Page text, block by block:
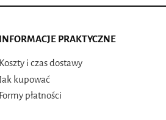
INFORMACJE PRAKTYCZNE
Koszty i czas dostawy
kupować
Formy płatności